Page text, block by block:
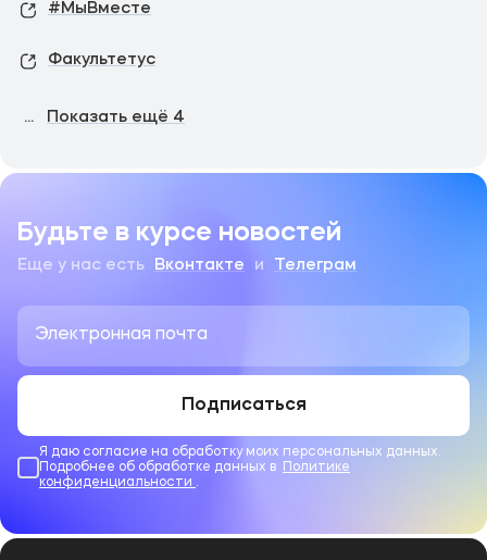
#МыВместе
Факультетус
... Показать ещё 4
Будьте в курсе новостей
Еще у нас есть Вконтакте и Телеграм
Подписаться
Я даю согласие на обработку моих персональных данных.
Подробнее об обработке данных в
Политике
конфиденциальности .